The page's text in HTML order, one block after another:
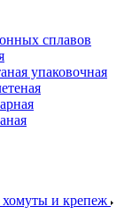
сплавов
упаковочная
хомуты и крепеж